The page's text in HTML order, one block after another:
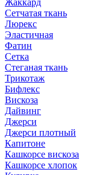
Жаккард
Сетчатая ткань
Люрекс
Эластичная
Фатин
Сетка
Стеганая ткань
Трикотаж
Бифлекс
Вискоза
Дайвинг
Джерси
Джерси плотный
Капитоне
Кашкорсе вискоза
Кашкорсе хлопок